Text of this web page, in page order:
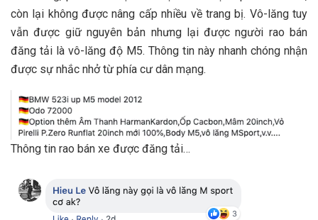
còn lại không được nâng cấp nhiều về trang bị. Vô-lăng tuy
vẫn được giữ nguyên bản nhưng lại được người rao bán
đăng tải là vô-lăng độ M5. Thông tin này nhanh chóng nhận
được sự nhắc nhở từ phía cư dân mạng.
Thông tin rao bán xe được đăng tải…